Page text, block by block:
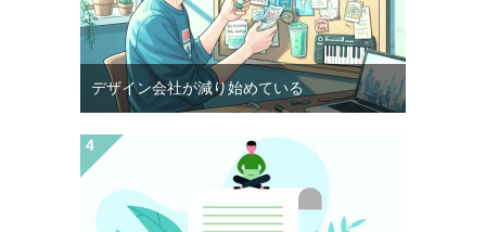
デザイン会社が減り始めている